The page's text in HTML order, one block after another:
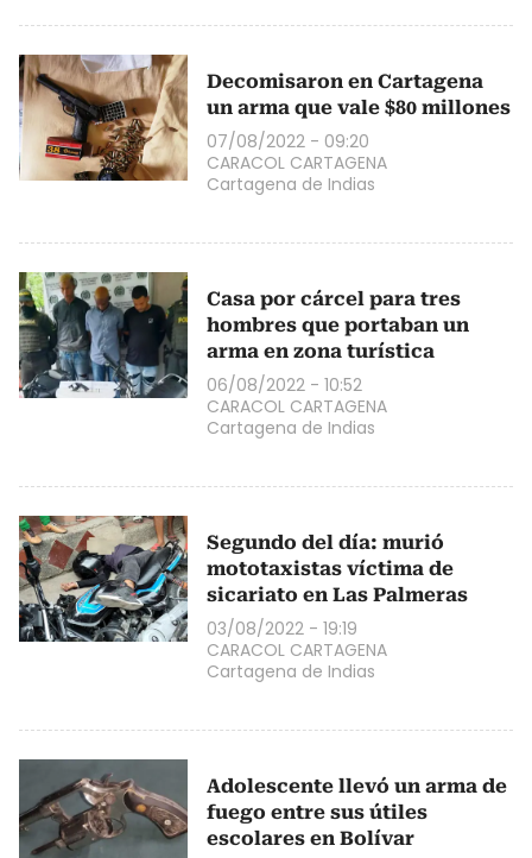
Decomisaron en Cartagena
un arma que vale $80 millones
07/08/2022 - 09:20
CARACOL CARTAGENA
Cartagena de Indias
Casa por cárcel para tres
hombres que portaban un
arma en zona turística
06/08/2022 - 10:52
CARACOL CARTAGENA
Cartagena de Indias
Segundo del día: murió
mototaxistas víctima de
sicariato en Las Palmeras
03/08/2022 - 19:19
CARACOL CARTAGENA
Cartagena de Indias
Adolescente llevó un arma de
fuego entre sus útiles
escolares en Bolívar